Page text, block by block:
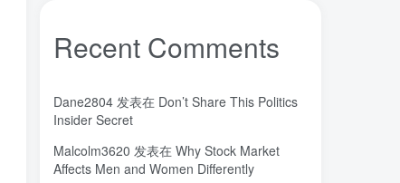
网盘(0) 经济类(0) 纪录片(1)
秘密 碳离子治疗系统(1) 研究方向
石墨烯储能(1)
真空系统(1) 目标(1) 焦耳加热 (4)
潍坊(1) 流动性(1)
Recent Comments
Dane2804 发表在 Don’t Share This Politics
Insider Secret
Malcolm3620 发表在 Why Stock Market
Affects Men and Women Differently